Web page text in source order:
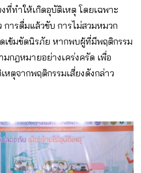
ที่ทำให้เกิดอุบัติเหตุ โดยเฉพาะ
การดื่มแล้วขับ การไม่สวมหมวก
เข้มขัดนิรภัย หากพบผู้ที่มีพฤติกรรม
มกฎหมายอย่างเคร่งครัด เพื่อ
หตุจากพฤติกรรมเสี่ยงดังกล่าว